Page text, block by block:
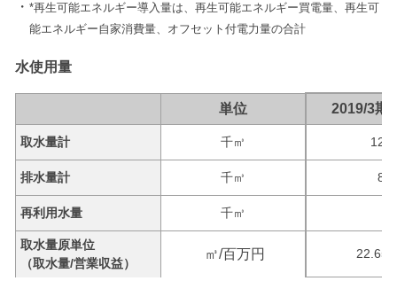
*再生可能エネルギー導入量は、再生可能エネルギー買電量、再生可
能エネルギー自家消費量、オフセット付電力量の合計
水使用量
単位 2019/3期
取水量計 千㎥
排水量計 千㎥
再利用水量 千㎥
取水量原単位
（取水量/営業収益）
㎥/百万円